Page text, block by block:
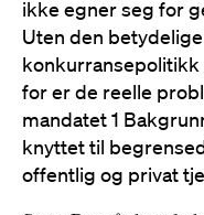
ikke egner seg for
Uten den
konkurransepolitikk
for er de reelle
mandatet 1
knyttet til
offentlig og privat